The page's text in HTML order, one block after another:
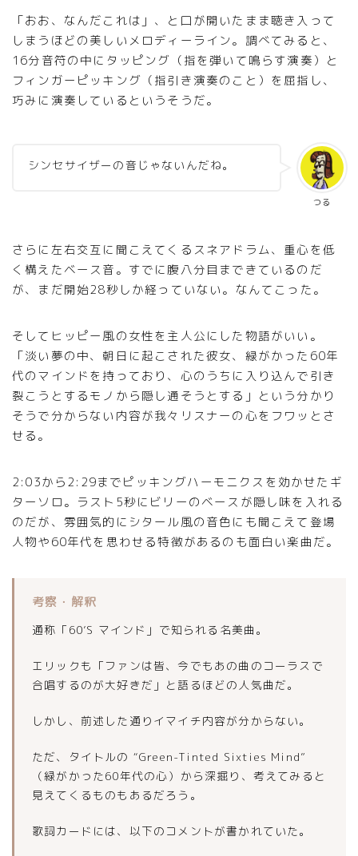
「おお、なんだこれは」、と口が開いたまま聴き入って
しまうほどの美しいメロディーライン。調べてみると、
16分音符の中にタッピング（指を弾いて鳴らす演奏）と
フィンガーピッキング（指引き演奏のこと）を屈指し、
巧みに演奏しているというそうだ。
つる
シンセサイザーの音じゃないんだね。
さらに左右交互に聞こえてくるスネアドラム、重心を低
く構えたベース音。すでに腹八分目まできているのだ
が、まだ開始28秒しか経っていない。なんてこった。
そしてヒッピー風の女性を主人公にした物語がいい。
「淡い夢の中、朝日に起こされた彼女、緑がかった60年
代のマインドを持っており、心のうちに入り込んで引き
裂こうとするモノから隠し通そうとする」という分かり
そうで分からない内容が我々リスナーの心をフワッとさ
せる。
2:03から2:29までピッキングハーモニクスを効かせたギ
ターソロ。ラスト5秒にビリーのベースが隠し味を入れる
のだが、雰囲気的にシタール風の音色にも聞こえて登場
人物や60年代を思わせる特徴があるのも面白い楽曲だ。
考察・解釈
通称「60’S マインド」で知られる名美曲。
エリックも「ファンは皆、今でもあの曲のコーラスで
合唱するのが大好きだ」と語るほどの人気曲だ。
しかし、前述した通りイマイチ内容が分からない。
ただ、タイトルの “Green-Tinted Sixties Mind”
（緑がかった60年代の心）から深掘り、考えてみると
見えてくるものもあるだろう。
歌詞カードには、以下のコメントが書かれていた。